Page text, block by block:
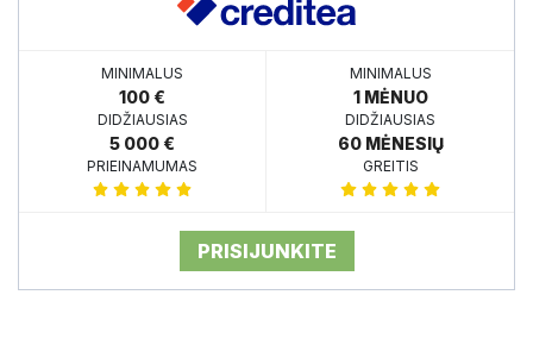
MINIMALUS
100 €
DIDŽIAUSIAS
5 000 €
MINIMALUS
1 MĖNUO
DIDŽIAUSIAS
60 MĖNESIŲ
PRIEINAMUMAS GREITIS
PRISIJUNKITE